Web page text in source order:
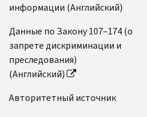
информации (Английский)
Данные по Закону 107–174 (о
запрете дискриминации и
преследования)
(Английский)
Авторитетный источник